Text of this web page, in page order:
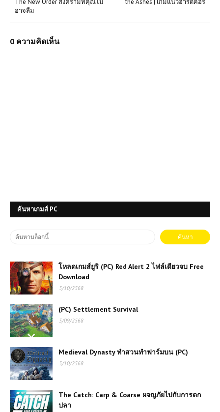
อาจลืม
0 ความคิดเห็น
ค้นหาเกมส์ PC
โหลดเกมส์ยูริ (PC) Red Alert 2 ไฟล์เดียวจบ Free
Download
5/10/2568
(PC) Settlement Survival
5/09/2568
Medieval Dynasty ทำสวนทำฟาร์มบน (PC)
5/10/2568
The Catch: Carp & Coarse ผจญภัยไปกับการตก
ปลา